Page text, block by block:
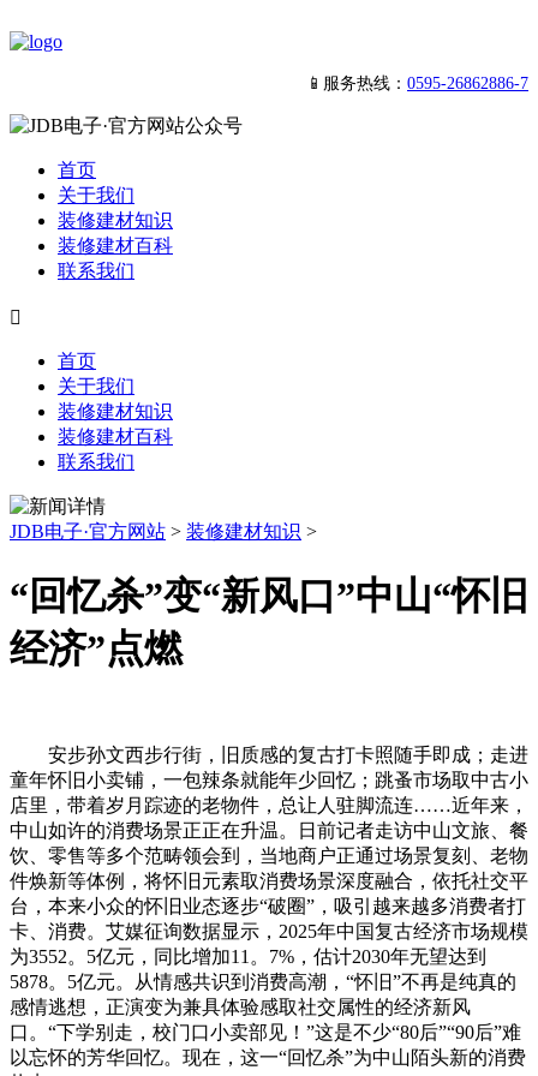
📱服务热线： 0595-26862886-7
首页
关于我们
装修建材知识
装修建材百科
联系我们

首页
关于我们
装修建材知识
装修建材百科
联系我们
JDB电子·官方网站 > 装修建材知识 >
“回忆杀”变“新风口”中山“怀旧
经济”点燃
安步孙文西步行街，旧质感的复古打卡照随手即成；走进
童年怀旧小卖铺，一包辣条就能年少回忆；跳蚤市场取中古小
店里，带着岁月踪迹的老物件，总让人驻脚流连……近年来，
中山如许的消费场景正正在升温。日前记者走访中山文旅、餐
饮、零售等多个范畴领会到，当地商户正通过场景复刻、老物
件焕新等体例，将怀旧元素取消费场景深度融合，依托社交平
台，本来小众的怀旧业态逐步“破圈”，吸引越来越多消费者打
卡、消费。艾媒征询数据显示，2025年中国复古经济市场规模
为3552。5亿元，同比增加11。7%，估计2030年无望达到
5878。5亿元。从情感共识到消费高潮，“怀旧”不再是纯真的
感情逃想，正演变为兼具体验感取社交属性的经济新风
口。“下学别走，校门口小卖部见！”这是不少“80后”“90后”难
以忘怀的芳华回忆。现在，这一“回忆杀”为中山陌头新的消费